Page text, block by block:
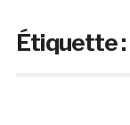
Étiquette :